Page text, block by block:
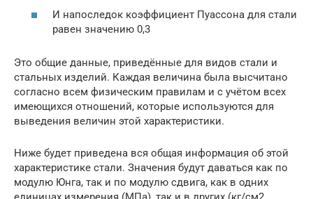
И напоследок коэффициент Пуассона для стали
равен значению 0,3
Это общие данные, приведённые для видов стали и
стальных изделий. Каждая величина была высчитано
согласно всем физическим правилам и с учётом всех
имеющихся отношений, которые используются для
выведения величин этой характеристики.
Ниже будет приведена вся общая информация об этой
характеристике стали. Значения будут даваться как по
модулю Юнга, так и по модулю сдвига, как в одних